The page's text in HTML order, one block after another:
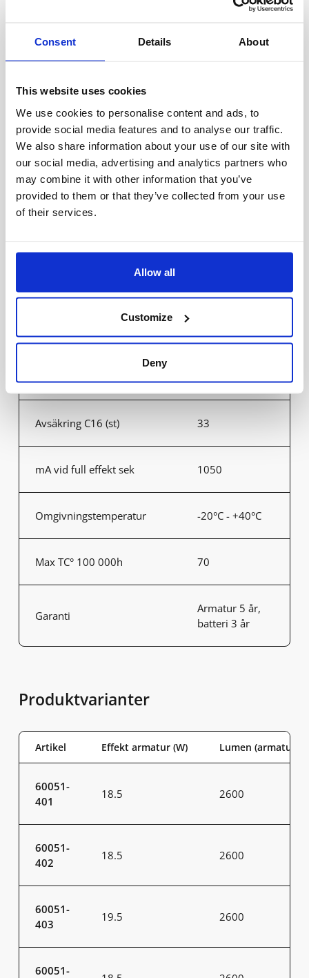
Consent Details About
This website uses cookies
We use cookies to personalise content and ads, to
provide social media features and to analyse our traffic.
We also share information about your use of our site with
our social media, advertising and analytics partners who
may combine it with other information that you’ve
provided to them or that they’ve collected from your use
of their services.
Allow all
Customize
Deny
20.5A 262μs
Vidarekoppling
5x2.5mm²
Överspänningsskydd, CM,
kV/kA
2
Avsäkring C16 (st) 33
mA vid full effekt sek 1050
Omgivningstemperatur -20°C - +40°C
Max TC° 100 000h 70
Garanti
Armatur 5 år,
batteri 3 år
Produktvarianter
Artikel Effekt armatur (W) Lumen (armatur)
60051-
401
18.5 2600
60051-
402
18.5 2600
60051-
403
19.5 2600
60051-